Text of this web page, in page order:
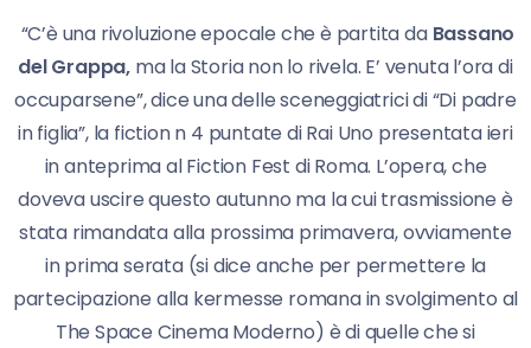
“C’è una rivoluzione epocale che è partita daBassano
del Grappa, ma la Storia non lo rivela. E’ venuta l’ora di
occuparsene”, dice una delle sceneggiatrici di “Di padre
in figlia”, la fiction n 4 puntate di Rai Uno presentata ieri
in anteprima al Fiction Fest di Roma. L’opera, che
doveva uscire questo autunno ma la cui trasmissione è
stata rimandata alla prossima primavera, ovviamente
in prima serata (si dice anche per permettere la
partecipazione alla kermesse romana in svolgimento al
The Space Cinema Moderno) è di quelle che si